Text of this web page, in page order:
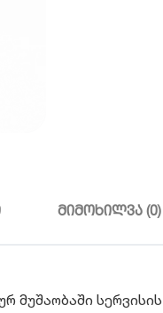
მიმოხილვა (0)
მუშაობაში